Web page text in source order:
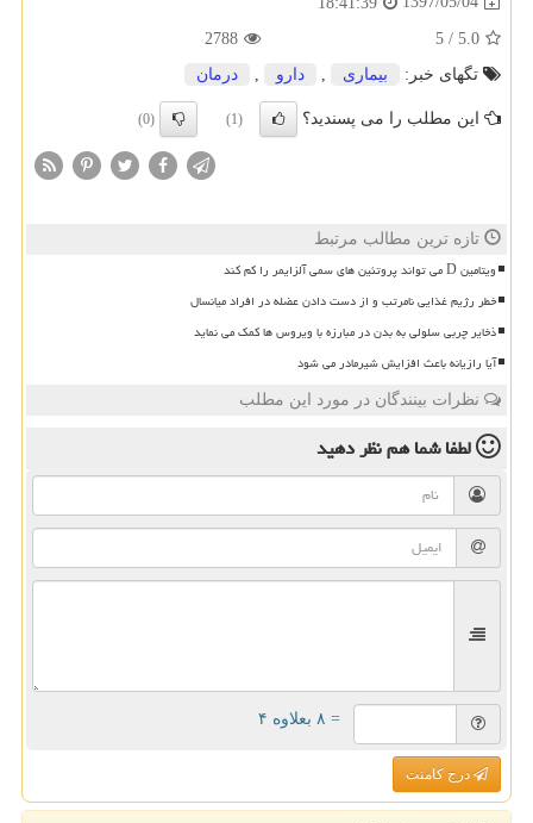
5.0
/
5
2788
تگهای خبر:
بیماری دارو درمان
این مطلب را می پسندید؟ (1)
(0)
تازه ترین مطالب مرتبط
ویتامین D می تواند پروتئین های سمی آلزایمر را کم کند
خطر رژیم غذایی نامرتب و از دست دادن عضله در افراد میانسال
ذخایر چربی سلولی به بدن در مبارزه با ویروس ها کمک می نماید
آیا رازیانه باعث افزایش شیرمادر می شود
نظرات بینندگان در مورد این مطلب
لطفا شما همنظر دهید
= ۸ بعلاوه ۴
درج کامنت